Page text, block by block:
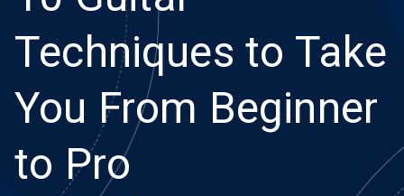
Techniques to Take
You From Beginner
to Pro